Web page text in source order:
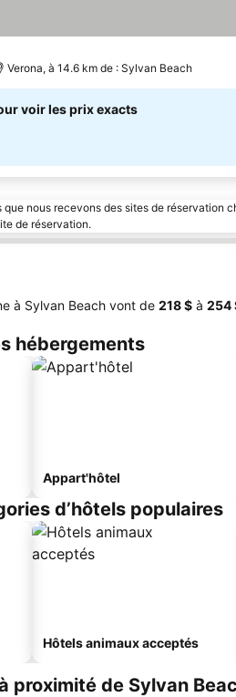
Verona, à 14.6 km de : Sylvan Beach
voir les prix exacts
nous recevons des sites de réservation
de réservation.
à Sylvan Beach vont de ‎218 $ à ‎254
hébergements
Appart'hôtel
d’hôtels populaires
Hôtels animaux acceptés
proximité de Sylvan